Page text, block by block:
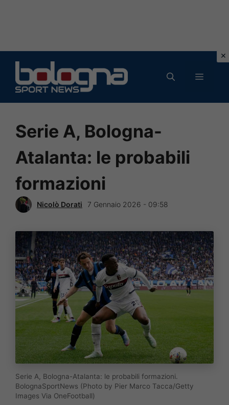
contenuto
MENU
Serie A, Bologna-
Atalanta: le probabili
formazioni
Nicolò Dorati 7 Gennaio 2026 - 09:58
Serie A, Bologna-Atalanta: le probabili formazioni.
BolognaSportNews (Photo by Pier Marco Tacca/Getty
Images Via OneFootball)